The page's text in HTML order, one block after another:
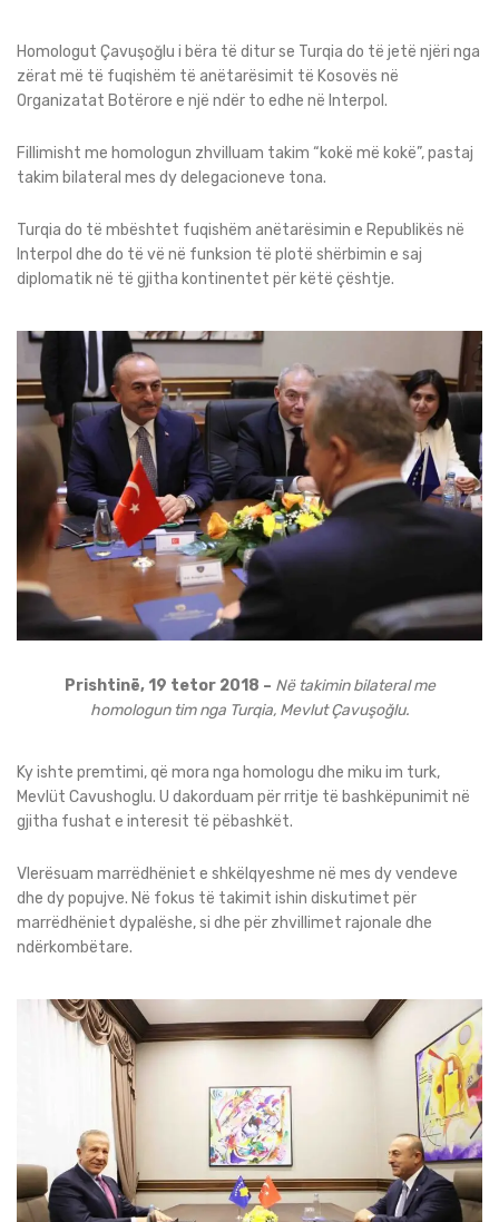
Homologut Çavuşoğlu i bëra të ditur se Turqia do të jetë njëri nga
zërat më të fuqishëm të anëtarësimit të Kosovës në
Organizatat Botërore e një ndër to edhe në Interpol.
Fillimisht me homologun zhvilluam takim “kokë më kokë”, pastaj
takim bilateral mes dy delegacioneve tona.
Turqia do të mbështet fuqishëm anëtarësimin e Republikës në
Interpol dhe do të vë në funksion të plotë shërbimin e saj
diplomatik në të gjitha kontinentet për këtë çështje.
Prishtinë, 19 tetor 2018 – Në takimin bilateral me
homologun tim nga Turqia, Mevlut Çavuşoğlu.
Ky ishte premtimi, që mora nga homologu dhe miku im turk,
Mevlüt Cavushoglu. U dakorduam për rritje të bashkëpunimit në
gjitha fushat e interesit të pëbashkët.
Vlerësuam marrëdhëniet e shkëlqyeshme në mes dy vendeve
dhe dy popujve. Në fokus të takimit ishin diskutimet për
marrëdhëniet dypalëshe, si dhe për zhvillimet rajonale dhe
ndërkombëtare.